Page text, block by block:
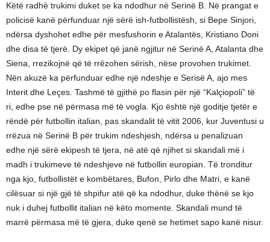
Këtë radhë trukimi duket se ka ndodhur në Serinë B. Në prangat e
policisë kanë përfunduar një sërë ish-futbollistësh, si Bepe Sinjori,
ndërsa dyshohet edhe për mesfushorin e Atalantës, Kristiano Doni
dhe disa të tjerë. Dy ekipet që janë ngjitur në Serinë A, Atalanta dhe
Siena, rrezikojnë që të rrëzohen sërish, nëse provohen trukimet.
Nën akuzë ka përfunduar edhe një ndeshje e Serisë A, ajo mes
Interit dhe Leçes. Tashmë të gjithë po flasin për një “Kalçiopoli” të
ri, edhe pse në përmasa më të vogla. Kjo është një goditje tjetër e
rëndë për futbollin italian, pas skandalit të vitit 2006, kur Juventusi u
rrëzua në Serinë B për trukim ndeshjesh, ndërsa u penalizuan
edhe një sërë ekipesh të tjera, në atë që njihet si skandali më i
madh i trukimeve të ndeshjeve në futbollin europian. Të tronditur
nga kjo, futbollistët e kombëtares, Bufon, Pirlo dhe Matri, e kanë
cilësuar si një gjë të shpifur atë që ka ndodhur, duke thënë se kjo
nuk i duhej futbollit italian në këto momente. Skandali mund të
marrë përmasa më të gjera, duke qenë se hetimet sapo kanë nisur.